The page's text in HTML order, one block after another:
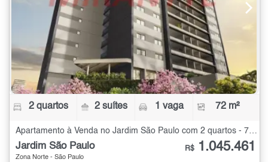
2 quartos 2 suítes 1 vaga 72 m²
Apartamento à Venda no Jardim São Paulo com 2 quartos - 72 m²
Jardim São Paulo
Zona Norte - São Paulo
R$ 1.045.461